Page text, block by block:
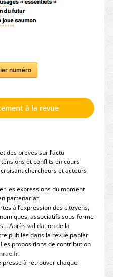
numéro
à la revue
des brèves sur l’actu
et conflits en cours
chercheurs et acteurs
les expressions du moment
partenariat
à l’expression des citoyens,
associatifs sous forme
Après validation de la
publiés dans la revue papier
propositions de contribution
.
à retrouver chaque